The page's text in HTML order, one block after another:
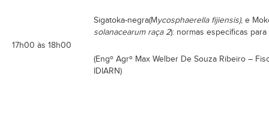
17h00 às 18h00
Sigatoka-negra(Mycosphaerella fijiensis), e
solanacearum raça 2): normas específicas
(Engº Agrº Max Welber De Souza Ribeiro –
IDIARN)